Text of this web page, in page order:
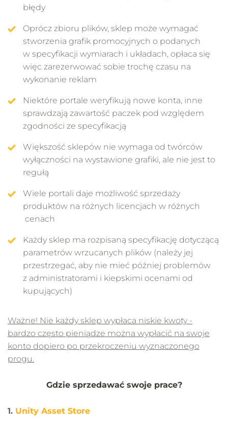
błędy
Oprócz zbioru plików, sklep może wymagać
stworzenia grafik promocyjnych o podanych
w specyfikacji wymiarach i układach, opłaca się
więc zarezerwować sobie trochę czasu na
wykonanie reklam
Niektóre portale weryfikują nowe konta, inne
sprawdzają zawartość paczek pod względem
zgodności ze specyfikacją
Większość sklepów nie wymaga od twórców
wyłączności na wystawione grafiki, ale nie jest to
regułą
Wiele portali daje możliwość sprzedaży
produktów na różnych licencjach w różnych
cenach
Każdy sklep ma rozpisaną specyfikację dotyczącą
parametrów wrzucanych plików (należy jej
przestrzegać, aby nie mieć później problemów
z administratorami i kiepskimi ocenami od
kupujących)
Ważne! Nie każdy sklep wypłaca niskie kwoty -
bardzo często pieniądze można wypłacić na swoje
konto dopiero po przekroczeniu wyznaczonego
progu.
Gdzie sprzedawać swoje prace?
1. Unity Asset Store